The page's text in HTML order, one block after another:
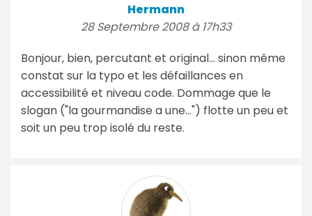
Hermann
28 Septembre 2008 à 17h33
Bonjour, bien, percutant et original... sinon même
constat sur la typo et les défaillances en
accessibilité et niveau code. Dommage que le
slogan ("la gourmandise a une...") flotte un peu et
soit un peu trop isolé du reste.